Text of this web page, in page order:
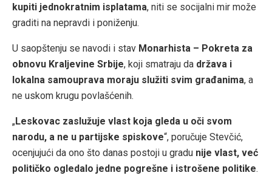
kupiti jednokratnim isplatama, niti se socijalni mir može
graditi na nepravdi i poniženju.
U saopštenju se navodi i stav Monarhista – Pokreta za
obnovu Kraljevine Srbije, koji smatraju da država i
lokalna samouprava moraju služiti svim građanima, a
ne uskom krugu povlašćenih.
„Leskovac zaslužuje vlast koja gleda u oči svom
narodu, a ne u partijske spiskove“, poručuje Stevčić,
ocenjujući da ono što danas postoji u gradu nije vlast, već
političko ogledalo jedne pogrešne i istrošene politike.